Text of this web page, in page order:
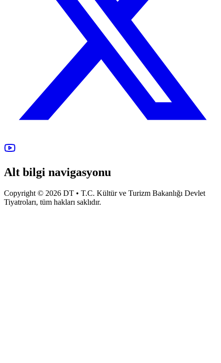
Alt bilgi navigasyonu
Copyright © 2026 DT • T.C. Kültür ve Turizm Bakanlığı Devlet
Tiyatroları, tüm hakları saklıdır.